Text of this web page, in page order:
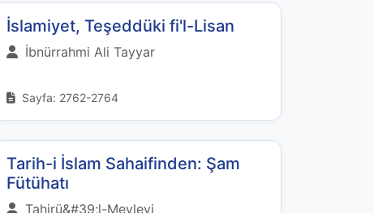
İslamiyet, Teşeddüki fi'l-Lisan
İbnürrahmi Ali Tayyar
Sayfa: 2762-2764
Tarih-i İslam Sahaifinden: Şam
Fütühatı
Tahirü&#39;l-Mevlevi